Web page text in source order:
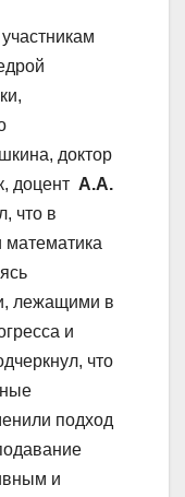
доктор
доцент А.А.
что в
лежащими в
и
что
подход
и